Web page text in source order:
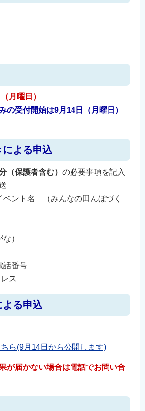
月曜日）
の受付開始は9月14日（月曜日）
による申込
（保護者含む） の必要事項を記入
ント名 （みんなの田んぼづく
）
番号
ス
よる申込
ら(9月14日から公開します)
が届かない場合は電話でお問い合